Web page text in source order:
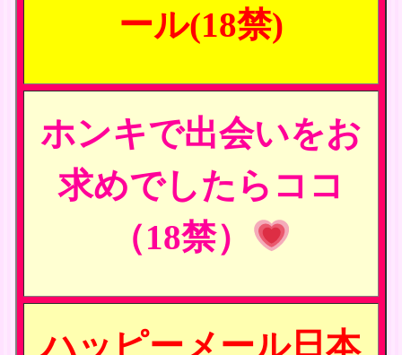
ール(18禁)
ホンキで出会いをお
求めでしたらココ
（18禁）
ハッピーメール日本